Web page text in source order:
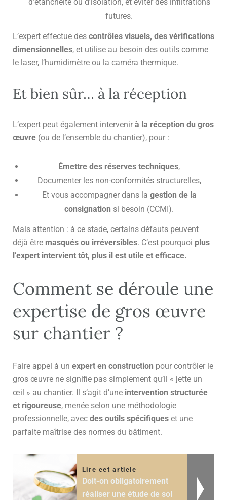
futures.
L’expert effectue des contrôles visuels, des vérifications
dimensionnelles, et utilise au besoin des outils comme
le laser, l’humidimètre ou la caméra thermique.
Et bien sûr… à la réception
L’expert peut également intervenir à la réception du gros
œuvre (ou de l’ensemble du chantier), pour :
Émettre des réserves techniques,
Documenter les non-conformités structurelles,
Et vous accompagner dans la gestion de la
consignation si besoin (CCMI).
Mais attention : à ce stade, certains défauts peuvent
déjà être masqués ou irréversibles. C’est pourquoi plus
l’expert intervient tôt, plus il est utile et efficace.
Comment se déroule une
expertise de gros œuvre
sur chantier ?
Faire appel à un expert en construction pour contrôler le
gros œuvre ne signifie pas simplement qu’il « jette un
œil » au chantier. Il s’agit d’une intervention structurée
et rigoureuse, menée selon une méthodologie
professionnelle, avec des outils spécifiques et une
parfaite maîtrise des normes du bâtiment.
Lire cet article
Doit-on obligatoirement
réaliser une étude de sol